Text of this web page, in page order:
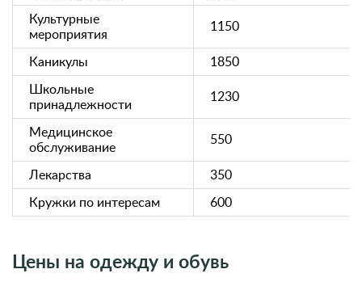
Культурные
мероприятия
1150
Каникулы
1850
Школьные
принадлежности
1230
Медицинское
обслуживание
550
Лекарства
350
Кружки по интересам
600
Цены на одежду и обувь